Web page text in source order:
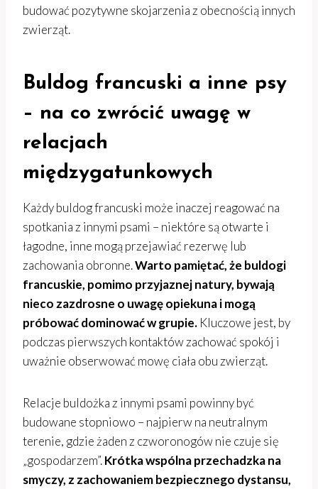
budować pozytywne skojarzenia z obecnością innych
zwierząt.
Buldog francuski a inne psy
– na co zwrócić uwagę w
relacjach
międzygatunkowych
Każdy buldog francuski może inaczej reagować na
spotkania z innymi psami – niektóre są otwarte i
łagodne, inne mogą przejawiać rezerwę lub
zachowania obronne.Warto pamiętać, że buldogi
francuskie, pomimo przyjaznej natury, bywają
nieco zazdrosne o uwagę opiekuna i mogą
próbować dominować w grupie. Kluczowe jest, by
podczas pierwszych kontaktów zachować spokój i
uważnie obserwować mowę ciała obu zwierząt.
Relacje buldożka z innymi psami powinny być
budowane stopniowo – najpierw na neutralnym
terenie, gdzie żaden z czworonogów nie czuje się
„gospodarzem”.Krótka wspólna przechadzka na
smyczy, z zachowaniem bezpiecznego dystansu,